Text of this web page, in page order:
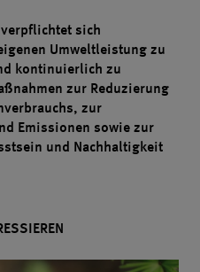
sich
Umweltleistung zu
kontinuierlich zu
zur Reduzierung
zur
Emissionen sowie zur
und Nachhaltigkeit